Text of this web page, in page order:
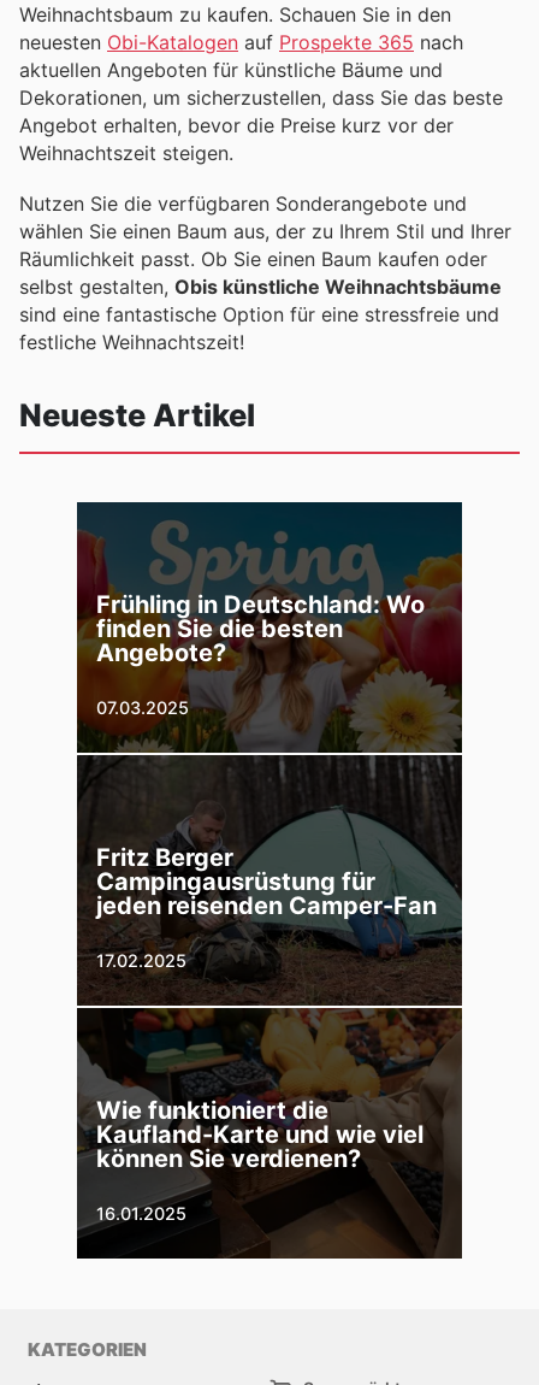
Weihnachtsbaum zu kaufen. Schauen Sie in den
neuesten Obi-Katalogen auf Prospekte 365 nach
aktuellen Angeboten für künstliche Bäume und
Dekorationen, um sicherzustellen, dass Sie das beste
Angebot erhalten, bevor die Preise kurz vor der
Weihnachtszeit steigen.
Nutzen Sie die verfügbaren Sonderangebote und
wählen Sie einen Baum aus, der zu Ihrem Stil und Ihrer
Räumlichkeit passt. Ob Sie einen Baum kaufen oder
selbst gestalten, Obis künstliche Weihnachtsbäume
sind eine fantastische Option für eine stressfreie und
festliche Weihnachtszeit!
Neueste Artikel
Frühling in Deutschland: Wo
finden Sie die besten
Angebote?
07.03.2025
Fritz Berger
Campingausrüstung für
jeden reisenden Camper-Fan
17.02.2025
Wie funktioniert die
Kaufland-Karte und wie viel
können Sie verdienen?
16.01.2025
KATEGORIEN